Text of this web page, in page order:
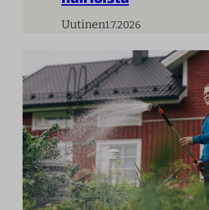
Uutinen1.7.2026